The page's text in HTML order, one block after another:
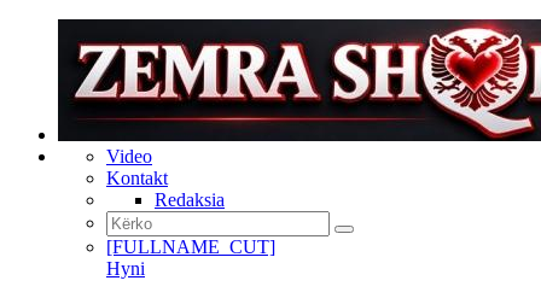
Video
Kontakt
Redaksia
[FULLNAME_CUT]
Hyni